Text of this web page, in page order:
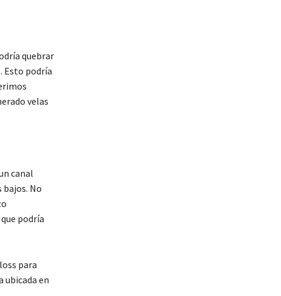
quebrar
Esto podría
velas
canal
No
podría
para
ubicada en